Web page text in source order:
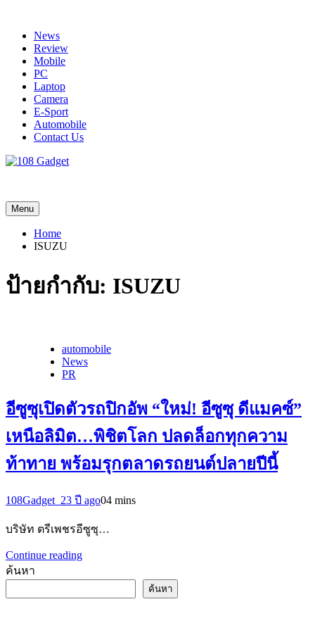
contentNews
Review
Mobile
PC
Laptop
Camera
E-Sport
Automobile
Contact Us
Menu
Home
ISUZU
ป้ายกำกับ: ISUZU
automobile
News
PR
อีซูซุเปิดตัวรถปิกอัพ “ใหม่! อีซูซุ ดีแมคซ์”
เหนือลิมิต…พิชิตโลก ปลดล็อกทุกความ
ท้าทาย พร้อมรุกตลาดรถยนต์ปลายปีนี้
108Gadget_23 ปี ago04 mins
บริษัท ตรีเพชรอีซูซุ…
Continue reading
ค้นหา
ค้นหา